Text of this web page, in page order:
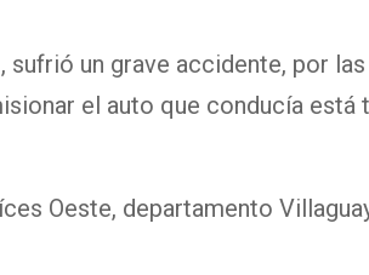
sufrió un grave accidente, por las
el auto que conducía está
Oeste, departamento